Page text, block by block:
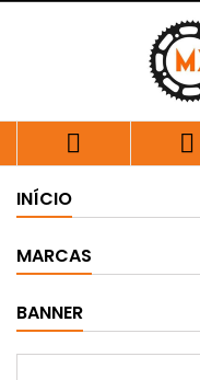
 
INÍCIO
MARCAS
BANNER